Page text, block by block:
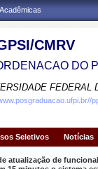
CMRV
DO
FEDERAL
Seletivos Notícias
atualização de